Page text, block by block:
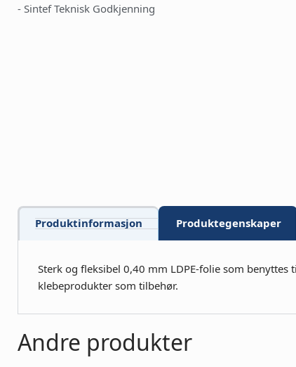
- Sintef Teknisk Godkjenning
Produktinformasjon Produktegenskaper
Sterk og fleksibel 0,40 mm LDPE-folie som
klebeprodukter som tilbehør.
Andre produkter